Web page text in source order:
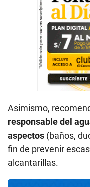
Asimismo,
responsable del
aspectos (baños,
fin de prevenir
alcantarillas.